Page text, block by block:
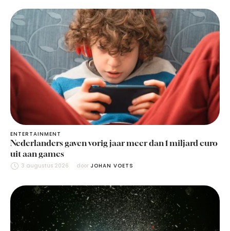
ENTERTAINMENT
Nederlanders gaven vorig jaar meer dan 1 miljard euro
uit aan games
3 augustus 2026 door JOHAN VOETS